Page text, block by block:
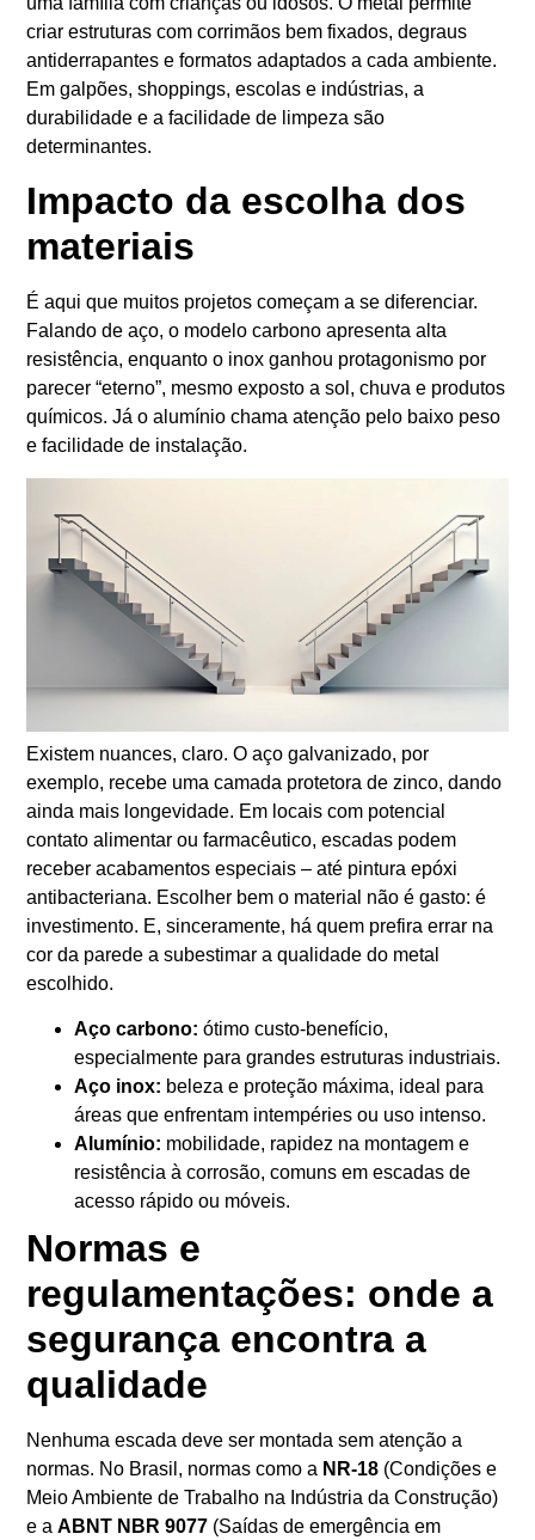
criar estruturas com corrimãos bem fixados, degraus
antiderrapantes e formatos adaptados a cada ambiente.
Em galpões, shoppings, escolas e indústrias, a
durabilidade e a facilidade de limpeza são
determinantes.
Impacto da escolha dos
materiais
É aqui que muitos projetos começam a se diferenciar.
Falando de aço, o modelo carbono apresenta alta
resistência, enquanto o inox ganhou protagonismo por
parecer “eterno”, mesmo exposto a sol, chuva e produtos
químicos. Já o alumínio chama atenção pelo baixo peso
e facilidade de instalação.
Existem nuances, claro. O aço galvanizado, por
exemplo, recebe uma camada protetora de zinco, dando
ainda mais longevidade. Em locais com potencial
contato alimentar ou farmacêutico, escadas podem
receber acabamentos especiais – até pintura epóxi
antibacteriana. Escolher bem o material não é gasto: é
investimento. E, sinceramente, há quem prefira errar na
cor da parede a subestimar a qualidade do metal
escolhido.
Aço carbono: ótimo custo-benefício,
especialmente para grandes estruturas industriais.
Aço inox: beleza e proteção máxima, ideal para
áreas que enfrentam intempéries ou uso intenso.
Alumínio: mobilidade, rapidez na montagem e
resistência à corrosão, comuns em escadas de
acesso rápido ou móveis.
Normas e
regulamentações: onde a
segurança encontra a
qualidade
Nenhuma escada deve ser montada sem atenção a
normas. No Brasil, normas como a NR-18 (Condições e
Meio Ambiente de Trabalho na Indústria da Construção)
e aABNT NBR 9077 (Saídas de emergência em